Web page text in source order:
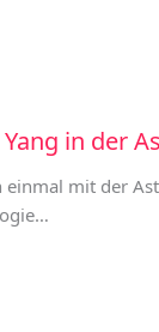
in der
einmal mit der